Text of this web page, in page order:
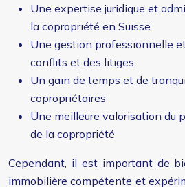
Une expertise juridique et
la copropriété en Suisse
Une gestion professionnelle
conflits et des litiges
Un gain de temps et de
copropriétaires
Une meilleure valorisation du
de la copropriété
Cependant, il est important de
immobilière compétente et